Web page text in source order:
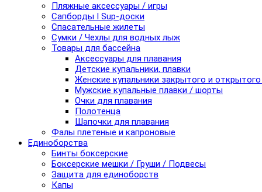
Пляжные аксессуары / игры
Сапборды I Sup-доски
Спасательные жилеты
Сумки / Чехлы для водных лыж
Товары для бассейна
Аксессуары для плавания
Детские купальники, плавки
Женские купальники закрытого и
Мужские купальные плавки / шорты
Очки для плавания
Полотенца
Шапочки для плавания
Фалы плетеные и капроновые
Единоборства
Бинты боксерские
Боксерские мешки / Груши / Подвесы
Защита для единоборств
Капы